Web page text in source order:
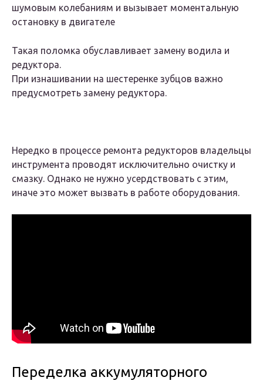
шумовым колебаниям и вызывает моментальную
остановку в двигателе
Такая поломка обуславливает замену водила и
редуктора.
При изнашивании на шестеренке зубцов важно
предусмотреть замену редуктора.
Нередко в процессе ремонта редукторов владельцы
инструмента проводят исключительно очистку и
смазку. Однако не нужно усердствовать с этим,
иначе это может вызвать в работе оборудования.
Переделка аккумуляторного